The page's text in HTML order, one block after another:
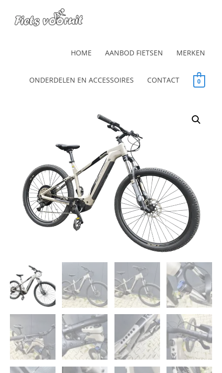
HOME AANBOD FIETSEN MERKEN
ONDERDELEN EN ACCESSOIRES CONTACT 0